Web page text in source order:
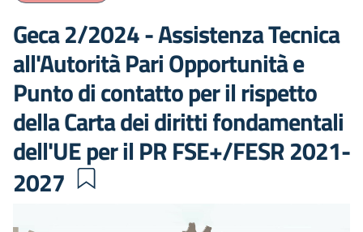
Geca 2/2024 - Assistenza Tecnica
all'Autorità Pari Opportunità e
Punto di contatto per il rispetto
della Carta dei diritti fondamentali
dell'UE per il PR FSE+/FESR 2021-
2027